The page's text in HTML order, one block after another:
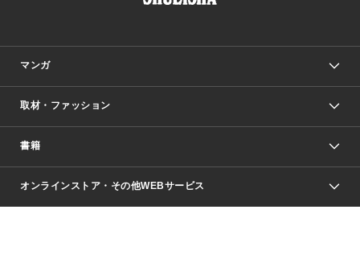
マンガ
少年マンガ
Vジャンプ
週刊ヤングジャンプ
少女マンガ
取材・ファッション
Seventeen
芸能・情報・スポーツ
書籍
文芸・文庫・総合
オンラインストア・その他WEBサービス